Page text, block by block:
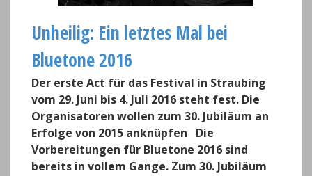
Unheilig: Ein letztes Mal bei
Bluetone 2016
Der erste Act für das Festival in Straubing
vom 29. Juni bis 4. Juli 2016 steht fest. Die
Organisatoren wollen zum 30. Jubiläum an
Erfolge von 2015 anknüpfen Die
Vorbereitungen für Bluetone 2016 sind
bereits in vollem Gange. Zum 30. Jubiläum